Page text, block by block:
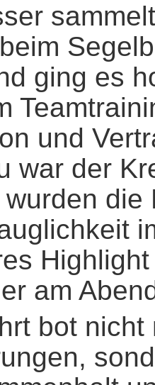
ging es
und
war der
am
bot